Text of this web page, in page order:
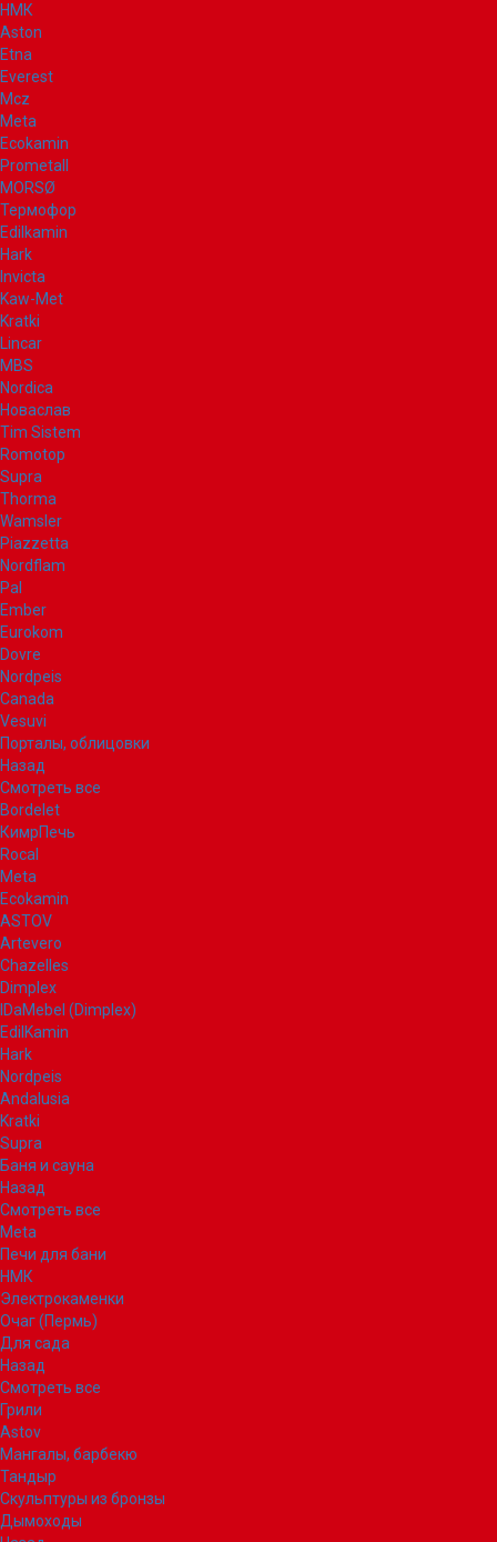
НМК
Aston
Etna
Everest
Mcz
Meta
Ecokamin
Prometall
MORSØ
Термофор
Edilkamin
Hark
Invicta
Kaw-Met
Kratki
Lincar
MBS
Nordica
Новаслав
Tim Sistem
Romotop
Supra
Thorma
Wamsler
Piazzetta
Nordflam
Pal
Ember
Eurokom
Dovre
Nordpeis
Canada
Vesuvi
Порталы, облицовки
Назад
Смотреть все
Bordelet
КимрПечь
Rocal
Meta
Ecokamin
ASTOV
Artevero
Chazelles
Dimplex
IDaMebel (Dimplex)
EdilKamin
Hark
Nordpeis
Andalusia
Kratki
Supra
Баня и сауна
Назад
Смотреть все
Meta
Печи для бани
НМК
Электрокаменки
Очаг (Пермь)
Для сада
Назад
Смотреть все
Грили
Astov
Мангалы, барбекю
Тандыр
Скульптуры из бронзы
Дымоходы